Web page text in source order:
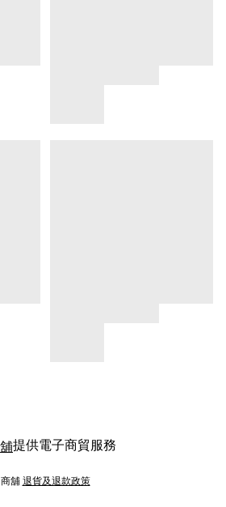
提供電子商貿服務
商舖 退貨及退款政策